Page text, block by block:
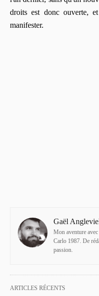
droits est donc ouverte,
manifester.
Gaël
Mon aventure
Carlo 1987. De
passion.
ARTICLES RÉCENTS